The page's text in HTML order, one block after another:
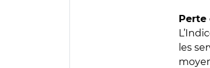
Perte
les